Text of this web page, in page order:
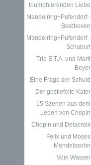
triumphierenden Liebe
Mandelring+Pufendorf -
Beethoven
Mandelring+Pufendorf -
Schubert
Trio E.T.A. und Marit
Beyer
Eine Frage der Schuld
Der gestiefelte Kater
15 Szenen aus dem
Leben von Chopin
Chopin und Delacroix
Felix und Moses
Mendelssohn
Vom Wasser